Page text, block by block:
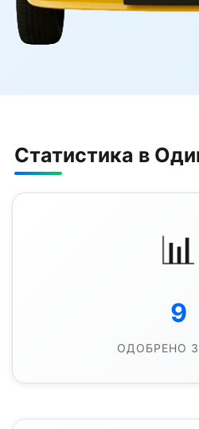
Статистика в
📊
9
ОДОБРЕНО